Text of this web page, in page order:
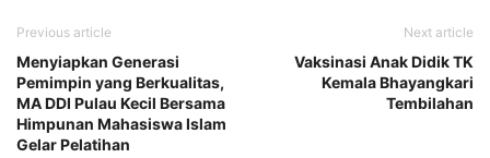
Previous article
Menyiapkan Generasi
Pemimpin yang Berkualitas,
MA DDI Pulau Kecil Bersama
Himpunan Mahasiswa Islam
Gelar Pelatihan
Next article
Vaksinasi Anak Didik TK
Kemala Bhayangkari
Tembilahan